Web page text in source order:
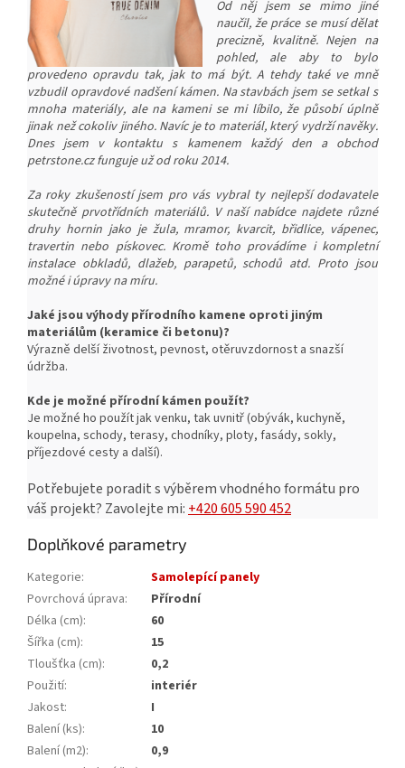
Od něj jsem se mimo jiné
naučil, že práce se musí dělat
precizně, kvalitně. Nejen na
pohled, ale aby to bylo
provedeno opravdu tak, jak to má být. A tehdy také ve mně
vzbudil opravdové nadšení kámen. Na stavbách jsem se setkal s
mnoha materiály, ale na kameni se mi líbilo, že působí úplně
jinak než cokoliv jiného. Navíc je to materiál, který vydrží navěky.
Dnes jsem v kontaktu s kamenem každý den a obchod
petrstone.cz funguje už od roku 2014.
Za roky zkušeností jsem pro vás vybral ty nejlepší dodavatele
skutečně prvotřídních materiálů. V naší nabídce najdete různé
druhy hornin jako je žula, mramor, kvarcit, břidlice, vápenec,
travertin nebo pískovec. Kromě toho provádíme i kompletní
instalace obkladů, dlažeb, parapetů, schodů atd. Proto jsou
možné i úpravy na míru.
Jaké jsou výhody přírodního kamene oproti jiným
materiálům (keramice či betonu)?
Výrazně delší životnost, pevnost, otěruvzdornost a snazší
údržba.
Kde je možné přírodní kámen použít?
Je možné ho použít jak venku, tak uvnitř (obývák, kuchyně,
koupelna, schody, terasy, chodníky, ploty, fasády, sokly,
příjezdové cesty a další).
Potřebujete poradit s výběrem vhodného formátu pro
váš projekt? Zavolejte mi:+420 605 590 452
Doplňkové parametry
Kategorie:
Samolepící panely
Povrchová úprava:
Přírodní
Délka (cm):
60
Šířka (cm):
15
Tloušťka (cm):
0,2
Použití:
interiér
Jakost:
I
Balení (ks):
10
Balení (m2):
0,9